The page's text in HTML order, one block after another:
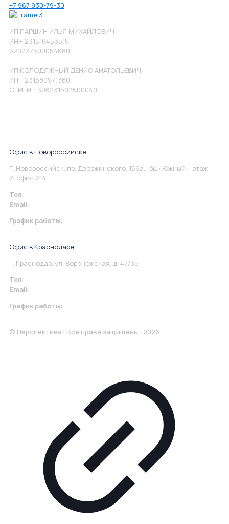
+7 967 930-79-30
ИП ПАРШИН ИЛЬЯ МИХАЙЛОВИЧ
ИНН 231516453515
320237500054680
ИП КОЛОДЯЖНЫЙ ДЕНИС АНАТОЛЬЕВИЧ
ИНН 231580971360
ОГРНИП 306231502500040
Офис в Новороссийске
Г. Новороссийск, пр. Дзержинского, 156а, бц «Южный», этаж
2, офис 214.
Тел:
Email:
График работы:
Офис в Краснодаре
Г. Краснодар, ул. Воронежская, д. 47/35
Тел:
Email:
График работы:
© Перспектива | Все права защищены | 2026